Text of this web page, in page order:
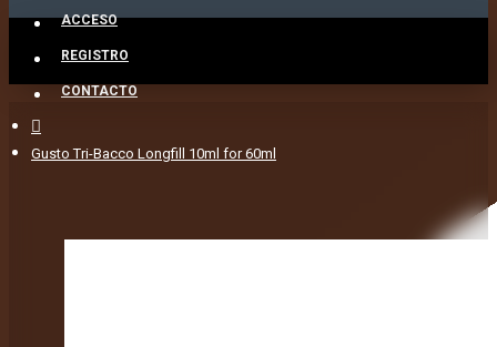
ACCESO
REGISTRO
CONTACTO
Gusto Tri-Bacco Longfill 10ml for 60ml